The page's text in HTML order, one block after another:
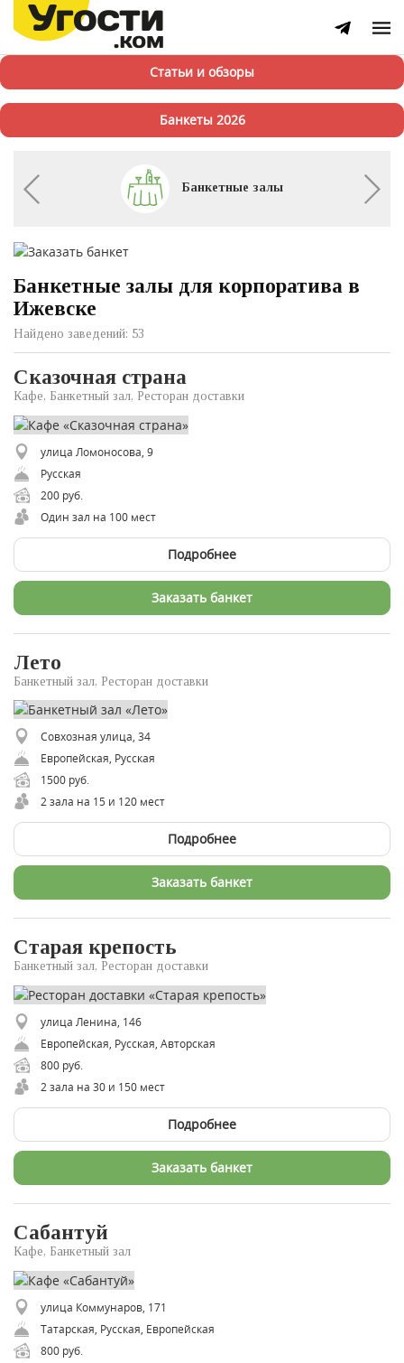
Статьи и обзоры
Банкеты 2026
Банкетные залы
Банкетные залы для корпоратива в
Ижевске
Найдено заведений: 53
Сказочная страна
Кафе, Банкетный зал, Ресторан доставки
улица Ломоносова, 9
Русская
200 руб.
Один зал на 100 мест
Подробнее
Заказать банкет
Лето
Банкетный зал, Ресторан доставки
Совхозная улица, 34
Европейская, Русская
1500 руб.
2 зала на 15 и 120 мест
Подробнее
Заказать банкет
Старая крепость
Банкетный зал, Ресторан доставки
улица Ленина, 146
Европейская, Русская, Авторская
800 руб.
2 зала на 30 и 150 мест
Подробнее
Заказать банкет
Сабантуй
Кафе, Банкетный зал
улица Коммунаров, 171
​Татарская, Русская, Европейская
800 руб.